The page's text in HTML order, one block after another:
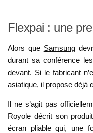
Flexpai : une
Alors que Samsung
durant sa conférence
devant. Si le fabricant
asiatique, il propose déjà
Il ne s’agit pas
Royole décrit son
écran pliable qui, une